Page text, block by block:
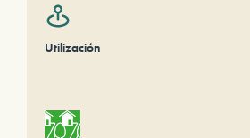
Utilización